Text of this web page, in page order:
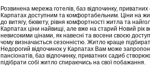
Розвинена мережа готелів, баз відпочинку,
Карпатах доступним та комфортабельним. Ціни на
до витягу, бювету, рівня комфортності житла та
Карпатах ціни найвищі, але вже на старий Новий рік
невисокими цінами, як навесні та восени своєю
чому визначається сезонністю. Житло краще
Недорогий відпочинок у Карпатах Вам може
пансіонатів, баз відпочинку, приватних садиб
підібрати собі житло спираючись на свої побажання.